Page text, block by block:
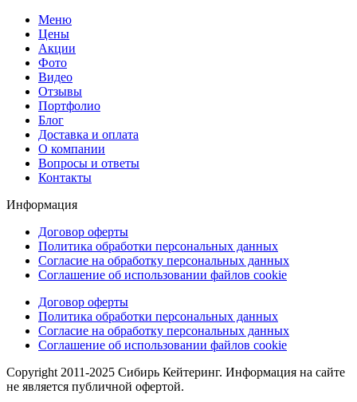
Меню
Цены
Акции
Фото
Видео
Отзывы
Портфолио
Блог
Доставка и оплата
О компании
Вопросы и ответы
Контакты
Информация
Договор оферты
Политика обработки персональных данных
Согласие на обработку персональных данных
Соглашение об использовании файлов cookie
Договор оферты
Политика обработки персональных данных
Согласие на обработку персональных данных
Соглашение об использовании файлов cookie
Copyright 2011-2025 Сибирь Кейтеринг. Информация на сайте
не является публичной офертой.